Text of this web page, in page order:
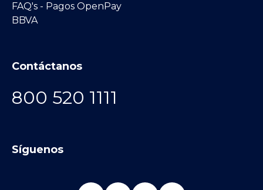
FAQ's - Pagos OpenPay
BBVA
Contáctanos
800 520 1111
Síguenos